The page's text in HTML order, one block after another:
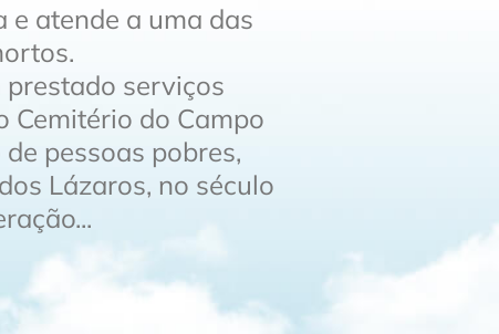
e atende a uma das
prestado serviços
Cemitério do Campo
pessoas pobres,
Lázaros, no século